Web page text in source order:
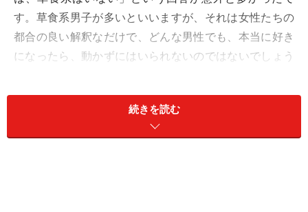
す。草食系男子が多いといいますが、それは女性たちの
都合の良い解釈なだけで、どんな男性でも、本当に好き
になったら、動かずにはいられないのではないでしょう
つまり、自分から動くほど好きではないから、動かな
い。でも、相手を傷つけないために「僕は草食系だか
続きを読む